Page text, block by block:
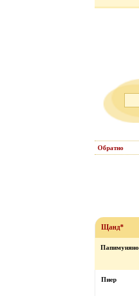
Обратно
Щанд*
Папимуняно
Пиер